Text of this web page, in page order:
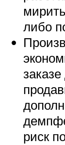
либо
риск